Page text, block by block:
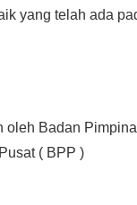
yang telah ada
oleh Badan
( BPP )